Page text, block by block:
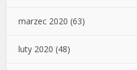
marzec 2020 (63)
luty 2020 (48)